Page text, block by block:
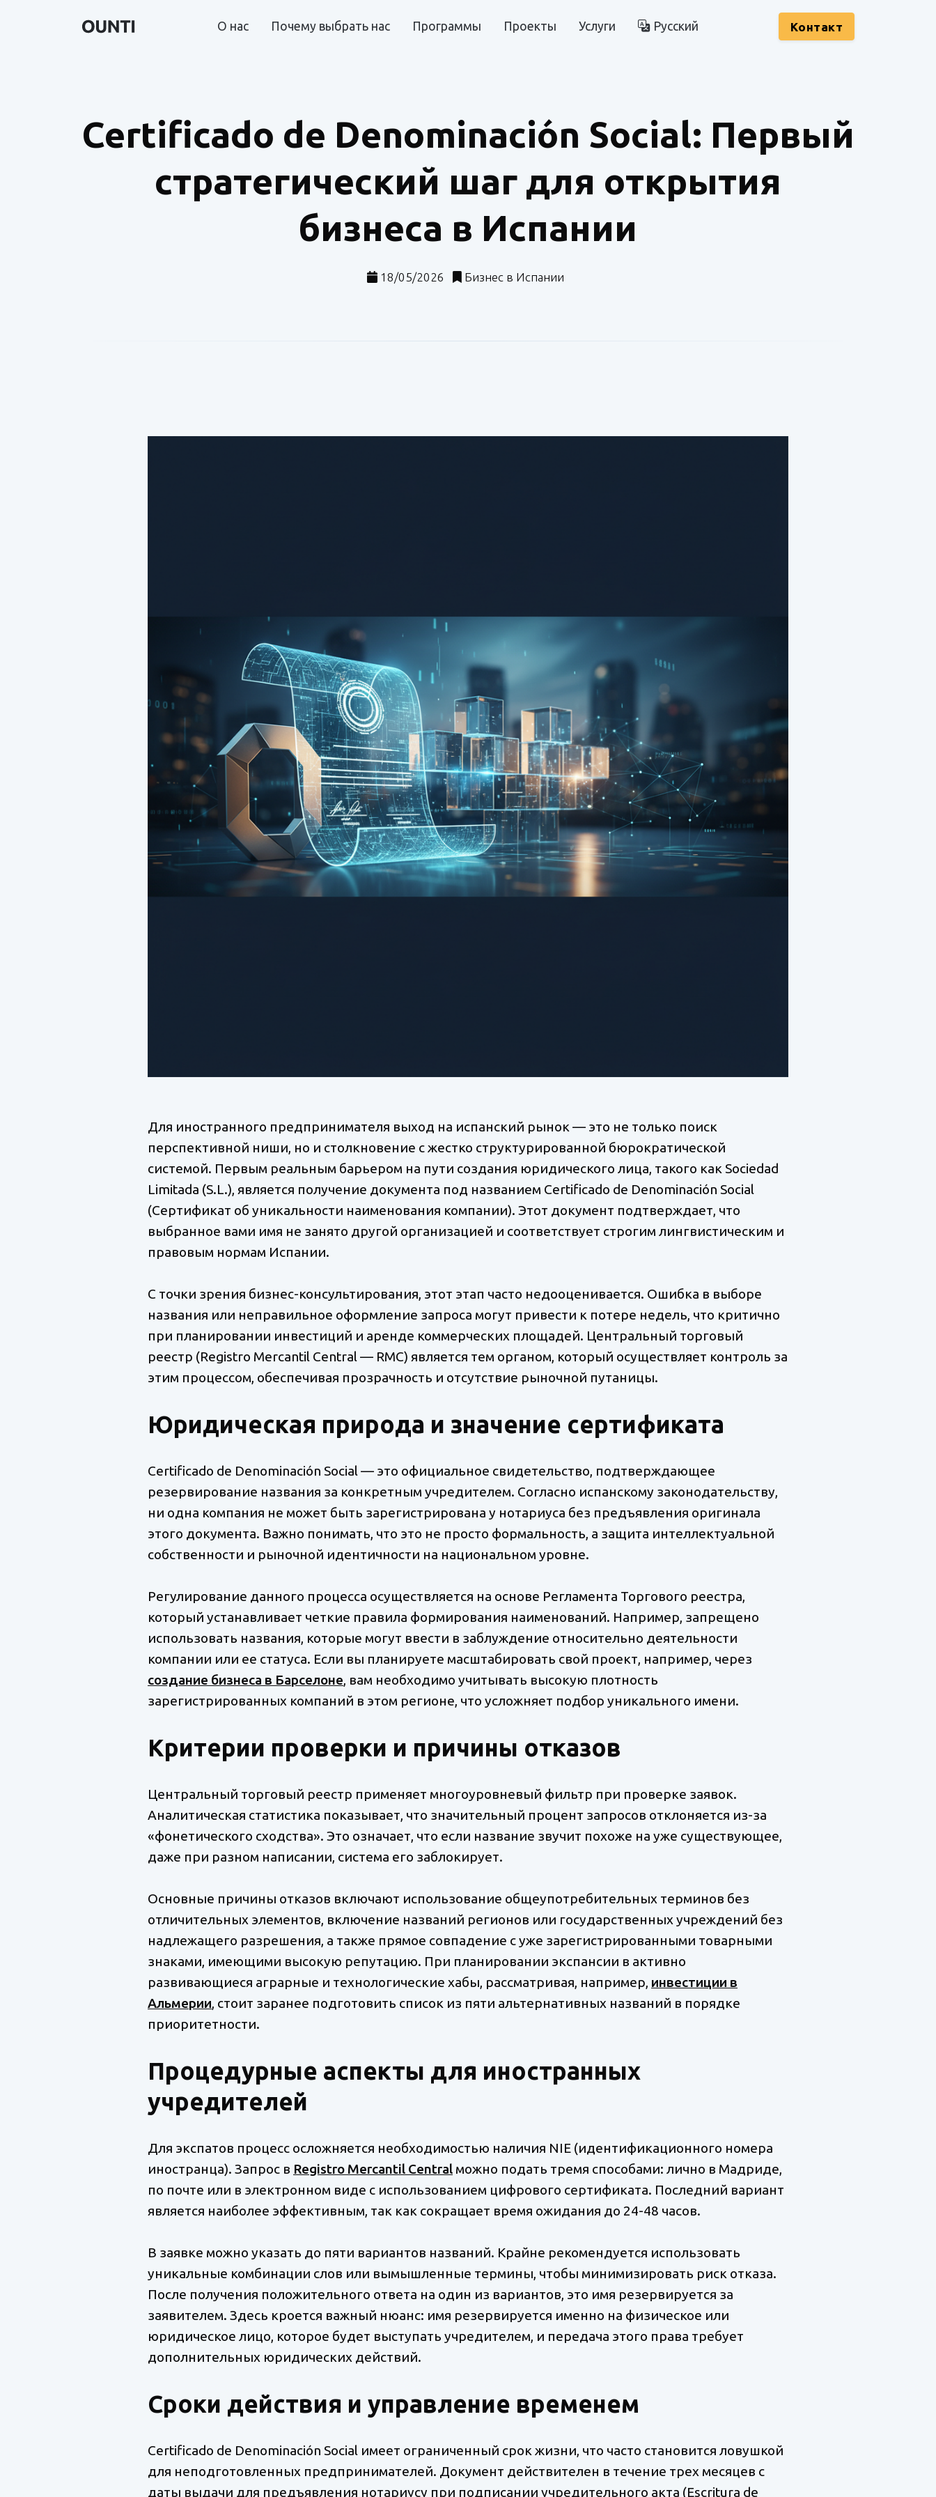
О нас Почему выбрать нас Программы Проекты Услуги Русский Kонтакт
Certificado de Denominación Social: Первый
стратегический шаг для открытия
бизнеса в Испании
18/05/2026 Бизнес в Испании
Для иностранного предпринимателя выход на испанский рынок — это не только поиск
перспективной ниши, но и столкновение с жестко структурированной бюрократической
системой. Первым реальным барьером на пути создания юридического лица, такого как Sociedad
Limitada (S.L.), является получение документа под названием Certificado de Denominación Social
(Сертификат об уникальности наименования компании). Этот документ подтверждает, что
выбранное вами имя не занято другой организацией и соответствует строгим лингвистическим и
правовым нормам Испании.
С точки зрения бизнес-консультирования, этот этап часто недооценивается. Ошибка в выборе
названия или неправильное оформление запроса могут привести к потере недель, что критично
при планировании инвестиций и аренде коммерческих площадей. Центральный торговый
реестр (Registro Mercantil Central — RMC) является тем органом, который осуществляет контроль за
этим процессом, обеспечивая прозрачность и отсутствие рыночной путаницы.
Юридическая природа и значение сертификата
Certificado de Denominación Social — это официальное свидетельство, подтверждающее
резервирование названия за конкретным учредителем. Согласно испанскому законодательству,
ни одна компания не может быть зарегистрирована у нотариуса без предъявления оригинала
этого документа. Важно понимать, что это не просто формальность, а защита интеллектуальной
собственности и рыночной идентичности на национальном уровне.
Регулирование данного процесса осуществляется на основе Регламента Торгового реестра,
который устанавливает четкие правила формирования наименований. Например, запрещено
использовать названия, которые могут ввести в заблуждение относительно деятельности
компании или ее статуса. Если вы планируете масштабировать свой проект, например, через
создание бизнеса в Барселоне, вам необходимо учитывать высокую плотность
зарегистрированных компаний в этом регионе, что усложняет подбор уникального имени.
Критерии проверки и причины отказов
Центральный торговый реестр применяет многоуровневый фильтр при проверке заявок.
Аналитическая статистика показывает, что значительный процент запросов отклоняется из-за
«фонетического сходства». Это означает, что если название звучит похоже на уже существующее,
даже при разном написании, система его заблокирует.
Основные причины отказов включают использование общеупотребительных терминов без
отличительных элементов, включение названий регионов или государственных учреждений без
надлежащего разрешения, а также прямое совпадение с уже зарегистрированными товарными
знаками, имеющими высокую репутацию. При планировании экспансии в активно
развивающиеся аграрные и технологические хабы, рассматривая, например, инвестиции в
Альмерии, стоит заранее подготовить список из пяти альтернативных названий в порядке
приоритетности.
Процедурные аспекты для иностранных
учредителей
Для экспатов процесс осложняется необходимостью наличия NIE (идентификационного номера
иностранца). Запрос в Registro Mercantil Central можно подать тремя способами: лично в Мадриде,
по почте или в электронном виде с использованием цифрового сертификата. Последний вариант
является наиболее эффективным, так как сокращает время ожидания до 24-48 часов.
В заявке можно указать до пяти вариантов названий. Крайне рекомендуется использовать
уникальные комбинации слов или вымышленные термины, чтобы минимизировать риск отказа.
После получения положительного ответа на один из вариантов, это имя резервируется за
заявителем. Здесь кроется важный нюанс: имя резервируется именно на физическое или
юридическое лицо, которое будет выступать учредителем, и передача этого права требует
дополнительных юридических действий.
Сроки действия и управление временем
Certificado de Denominación Social имеет ограниченный срок жизни, что часто становится ловушкой
для неподготовленных предпринимателей. Документ действителен в течение трех месяцев с
даты выдачи для предъявления нотариусу при подписании учредительного акта (Escritura de